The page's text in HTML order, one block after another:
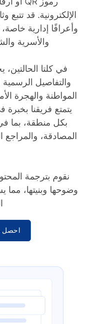
الإلكترونية. قد
وأعرافًا إدارية
والأسرية
في كلتا
والتفاصيل
يتمتع فريقنا
بكل منطقة، بما
المصادقة، والمراجع
نقوم بترجمة
وضوحها وبنيتها، مما
احصل